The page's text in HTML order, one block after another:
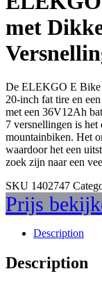
met
De ELEKGO E Bike
20-inch fat tire en
met een 36V12Ah
7 versnellingen is het
mountainbiken. Het
waardoor het een
zoek zijn naar een
SKU 1402747
Prijs
Description
Description